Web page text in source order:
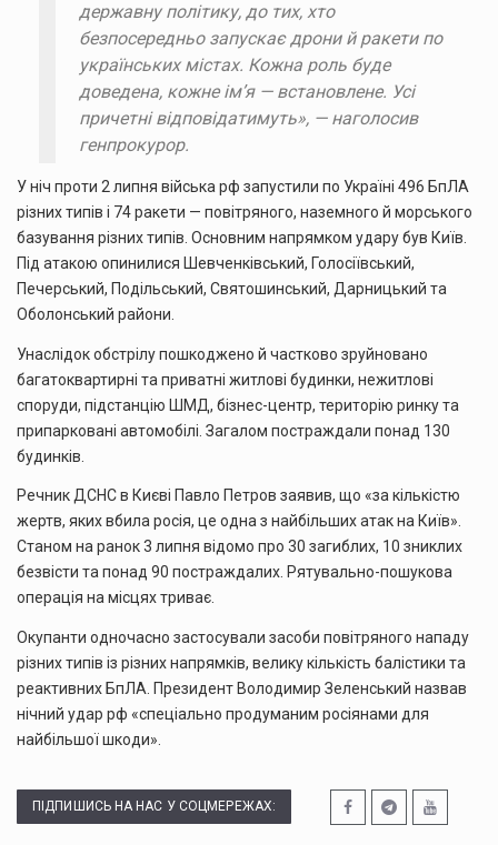
державну політику, до тих, хто
безпосередньо запускає дрони й ракети по
українських містах. Кожна роль буде
доведена, кожне ім’я — встановлене. Усі
причетні відповідатимуть», — наголосив
генпрокурор.
У ніч проти 2 липня війська рф запустили по Україні 496 БпЛА
різних типів і 74 ракети — повітряного, наземного й морського
базування різних типів. Основним напрямком удару був Київ.
Під атакою опинилися Шевченківський, Голосіївський,
Печерський, Подільський, Святошинський, Дарницький та
Оболонський райони.
Унаслідок обстрілу пошкоджено й частково зруйновано
багатоквартирні та приватні житлові будинки, нежитлові
споруди, підстанцію ШМД, бізнес-центр, територію ринку та
припарковані автомобілі. Загалом постраждали понад 130
будинків.
Речник ДСНС в Києві Павло Петров заявив, що «за кількістю
жертв, яких вбила росія, це одна з найбільших атак на Київ».
Станом на ранок 3 липня відомо про 30 загиблих, 10 зниклих
безвісти та понад 90 постраждалих. Рятувально-пошукова
операція на місцях триває.
Окупанти одночасно застосували засоби повітряного нападу
різних типів із різних напрямків, велику кількість балістики та
реактивних БпЛА. Президент Володимир Зеленський назвав
нічний удар рф «спеціально продуманим росіянами для
найбільшої шкоди».
ПІДПИШИСЬ НА НАС У СОЦМЕРЕЖАХ: